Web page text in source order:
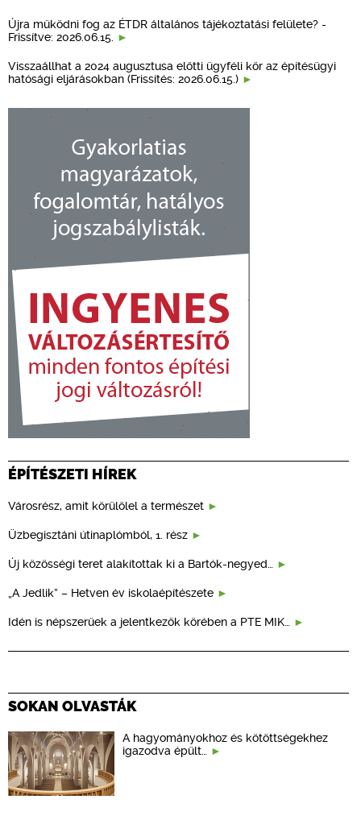
Újra működni fog az ÉTDR általános tájékoztatási felülete? -
Frissítve: 2026.06.15.
Visszaállhat a 2024 augusztusa előtti ügyféli kör az építésügyi
hatósági eljárásokban (Frissítés: 2026.06.15.)
ÉPÍTÉSZETI HÍREK
Városrész, amit körülölel a természet
Üzbegisztáni útinaplómból, 1. rész
Új közösségi teret alakítottak ki a Bartók-negyed…
„A Jedlik” – Hetven év iskolaépítészete
Idén is népszerűek a jelentkezők körében a PTE MIK…
SOKAN OLVASTÁK
A hagyományokhoz és kötöttségekhez
igazodva épült…